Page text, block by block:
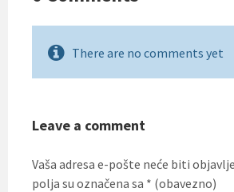
There are no comments yet
Leave a comment
Vaša adresa e-pošte neće biti
polja su označena sa * (obavezno)